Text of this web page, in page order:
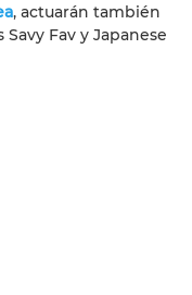
, actuarán también
Fav y Japanese